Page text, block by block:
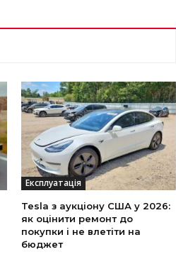
Експлуатація
Tesla з аукціону США у 2026:
як оцінити ремонт до
покупки і не влетіти на
бюджет